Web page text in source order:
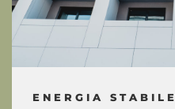
ENERGIA STABILE